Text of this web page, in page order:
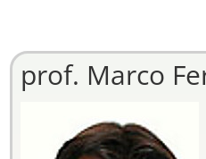
prof. Marco